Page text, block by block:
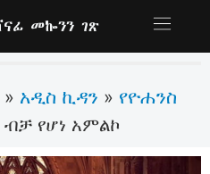
መኰንን ገጽ
» አዲስ ኪዳን » የዮሐንስ
የሆነ አምልኮ